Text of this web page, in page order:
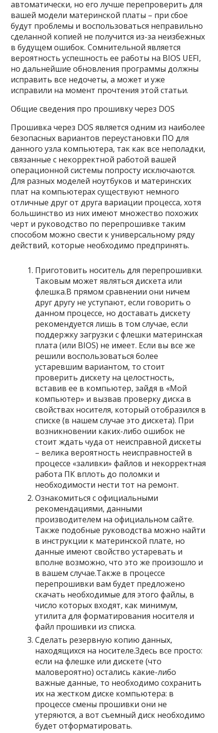
автоматически, но его лучше перепроверить для
вашей модели материнской платы – при сбое
будут проблемы и воспользоваться неправильно
сделанной копией не получится из-за неизбежных
в будущем ошибок. Сомнительной является
вероятность успешность ее работы на BIOS UEFI,
но дальнейшие обновления программы должны
исправить все недочеты, а может и уже
исправили на момент прочтения этой статьи.
Общие сведения про прошивку через DOS
Прошивка через DOS является одним из наиболее
безопасных вариантов переустановки ПО для
данного узла компьютера, так как все неполадки,
связанные с некорректной работой вашей
операционной системы попросту исключаются.
Для разных моделей ноутбуков и материнских
плат на компьютерах существуют немного
отличные друг от друга вариации процесса, хотя
большинство из них имеют множество похожих
черт и руководство по перепрошивке таким
способом можно свести к универсальному ряду
действий, которые необходимо предпринять.
Приготовить носитель для перепрошивки.
Таковым может являться дискета или
флешка.В прямом сравнении они ничем
друг другу не уступают, если говорить о
данном процессе, но доставать дискету
рекомендуется лишь в том случае, если
поддержку загрузки с флешки материнская
плата (или BIOS) не имеет. Если вы все же
решили воспользоваться более
устаревшим вариантом, то стоит
проверить дискету на целостность,
вставив ее в компьютер, зайдя в «Мой
компьютер» и вызвав проверку диска в
свойствах носителя, который отобразился в
списке (в нашем случае это дискета). При
возникновении каких-либо ошибок не
стоит ждать чуда от неисправной дискеты
– велика вероятность неисправностей в
процессе «заливки» файлов и некорректная
работа ПК вплоть до поломки и
необходимости нести тот на ремонт.
Ознакомиться с официальными
рекомендациями, данными
производителем на официальном сайте.
Также подобные руководства можно найти
в инструкции к материнской плате, но
данные имеют свойство устаревать и
вполне возможно, что это же произошло и
в вашем случае.Также в процессе
перепрошивки вам будет предложено
скачать необходимые для этого файлы, в
число которых входят, как минимум,
утилита для форматирования носителя и
файл прошивки из списка.
Сделать резервную копию данных,
находящихся на носителе.Здесь все просто:
если на флешке или дискете (что
маловероятно) остались какие-либо
важные данные, то необходимо сохранить
их на жестком диске компьютера: в
процессе смены прошивки они не
утеряются, а вот съемный диск необходимо
будет отформатировать.